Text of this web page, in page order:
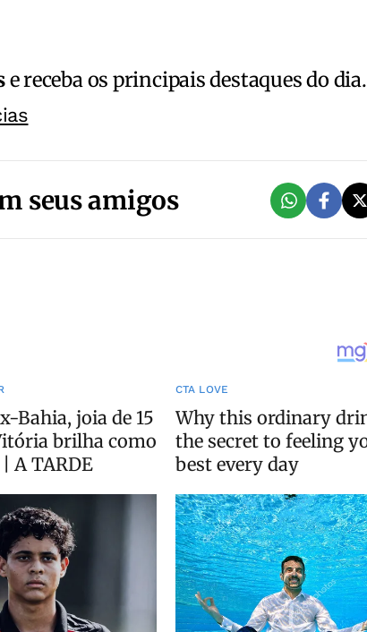
e receba os principais destaques do dia.
seus amigos